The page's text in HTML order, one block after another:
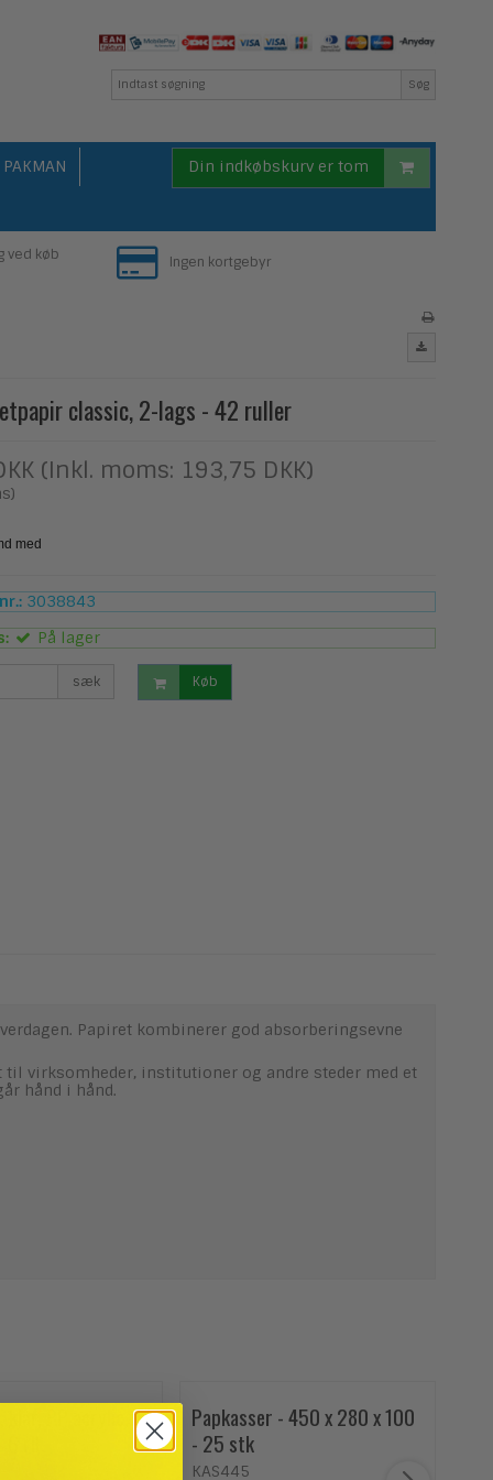
Søg
PAKMAN Din indkøbskurv er tom
ved køb Ingen kortgebyr
classic, 2-lags - 42 ruller
(Inkl. moms: 193,75 DKK)
3038843
På lager
sæk Køb
Papiret kombinerer god absorberingsevne
virksomheder, institutioner og andre steder med et
hånd i hånd.
Papkasser - 450 x 280 x 100
- 25 stk
KAS445